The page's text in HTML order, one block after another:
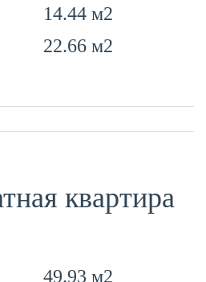
14.44 м2
22.66 м2
квартира
49.93 м2